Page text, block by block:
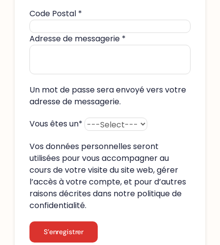
Code Postal *
Adresse de messagerie *
Un mot de passe sera envoyé vers votre
adresse de messagerie.
Vous êtes un*
Vos données personnelles seront
utilisées pour vous accompagner au
cours de votre visite du site web, gérer
l’accès à votre compte, et pour d’autres
raisons décrites dans notre politique de
confidentialité.
S’enregistrer